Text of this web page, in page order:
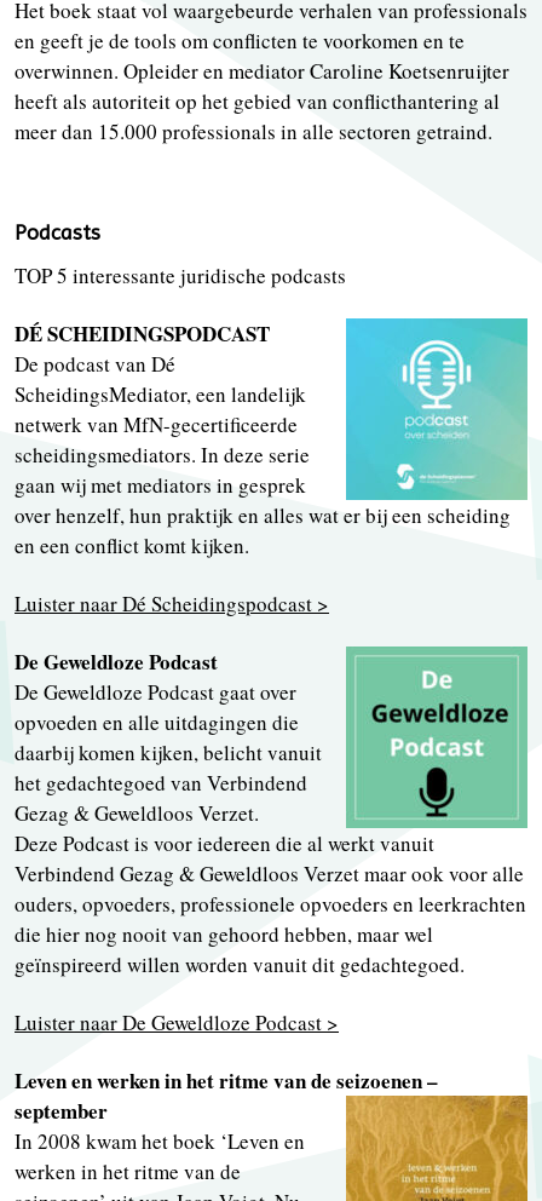
Het boek staat vol waargebeurde verhalen van professionals
en geeft je de tools om conflicten te voorkomen en te
overwinnen. Opleider en mediator Caroline Koetsenruijter
heeft als autoriteit op het gebied van conflicthantering al
meer dan 15.000 professionals in alle sectoren getraind.
Podcasts
TOP 5 interessante juridische podcasts
DÉ SCHEIDINGSPODCAST
De podcast van Dé
ScheidingsMediator, een landelijk
netwerk van MfN-gecertificeerde
scheidingsmediators. In deze serie
gaan wij met mediators in gesprek
over henzelf, hun praktijk en alles wat er bij een scheiding
en een conflict komt kijken.
Luister naar Dé Scheidingspodcast >
De Geweldloze Podcast
De Geweldloze Podcast gaat over
opvoeden en alle uitdagingen die
daarbij komen kijken, belicht vanuit
het gedachtegoed van Verbindend
Gezag & Geweldloos Verzet.
Deze Podcast is voor iedereen die al werkt vanuit
Verbindend Gezag & Geweldloos Verzet maar ook voor alle
ouders, opvoeders, professionele opvoeders en leerkrachten
die hier nog nooit van gehoord hebben, maar wel
geïnspireerd willen worden vanuit dit gedachtegoed.
Luister naar De Geweldloze Podcast >
Leven en werken in het ritme van de seizoenen –
september
In 2008 kwam het boek ‘Leven en
werken in het ritme van de